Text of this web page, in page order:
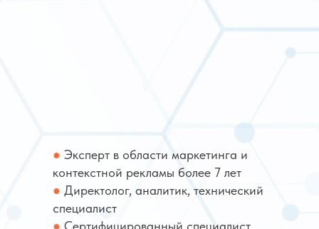
● Эксперт в области маркетинга и
контекстной рекламы более 7 лет
● Директолог, аналитик, технический
специалист
● Сертифицированный специалист